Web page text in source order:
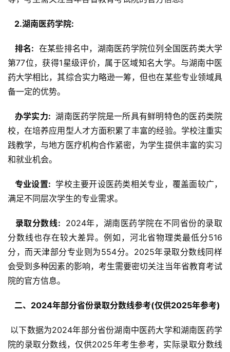
  2.湖南医药学院:
  排名:
在某些排名中，湖南医药学院位列全国医药类大学
第77位，获得1星级评价，属于区域知名大学。与湖南中医
药大学相比，其综合实力略逊一筹，但也在某些专业领域具
备一定的优势。
  办学实力:
湖南医药学院是一所具有鲜明特色的医药类院
校，在培养应用型人才方面积累了丰富的经验。学校注重实
践教学，与地方医疗机构合作紧密，为学生提供丰富的实习
和就业机会。
  专业设置:
学校主要开设医药类相关专业，覆盖面较广，
满足不同层次学生的专业需求。
  录取分数线:
2024年，湖南医药学院在不同省份的录取
分数线也存在较大差异。例如，河北省物理类最低分516
分，而天津部分专业则为554分。2025年录取分数线同样
会受到多种因素的影响，考生需要密切关注当年省教育考试
院的官方信息。
  二、2024年部分省份录取分数线参考(仅供2025年参考)
院的录取分数线，仅供2025年考生参考，实际录取分数线